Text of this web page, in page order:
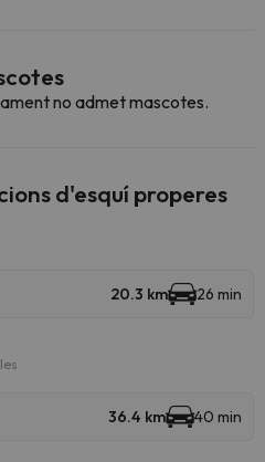
no admet mascotes.
d'esquí properes
20.3 km 26 min
36.4 km 40 min